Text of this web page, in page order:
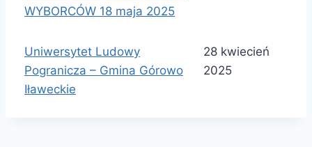
WYBORCÓW 18 maja 2025
Uniwersytet Ludowy
Pogranicza – Gmina Górowo
Iławeckie
28 kwiecień
2025